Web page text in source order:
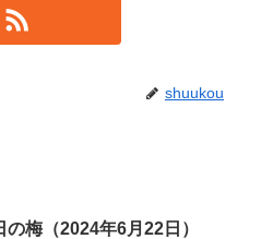
shuukou
の梅（2024年6月22日）